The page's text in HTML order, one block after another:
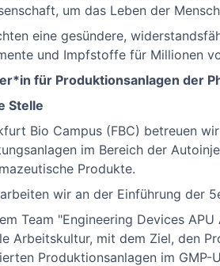
um das Leben der
eine gesündere,
und Impfstoffe für Millionen
für Produktionsanlagen der
Stelle
Bio Campus (FBC) betreuen
im Bereich der
Produkte.
wir an der Einführung der
Team "Engineering Devices
Arbeitskultur, mit dem Ziel, den
Produktionsanlagen im